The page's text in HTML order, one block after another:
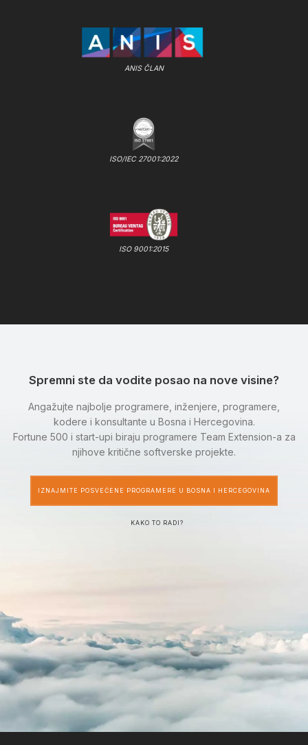
ANIS ČLAN
ISO/IEC 27001:2022
ISO 9001:2015
Spremni ste da vodite posao na nove visine?
Angažujte najbolje programere, inženjere, programere,
kodere i konsultante u Bosna i Hercegovina.
Fortune 500 i start-upi biraju programere Team Extension-a za
njihove kritične softverske projekte.
IZNAJMITE POSVEĆENE PROGRAMERE U BOSNA I HERCEGOVINA
KAKO TO RADI?